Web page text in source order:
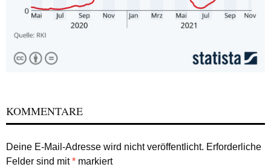
KOMMENTARE
Deine E-Mail-Adresse wird nicht veröffentlicht. Erforderliche
Felder sind mit* markiert